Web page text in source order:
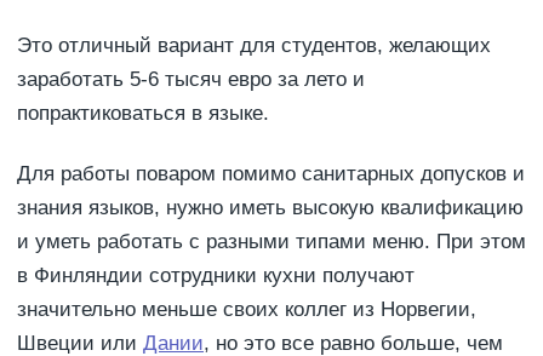
Это отличный вариант для студентов, желающих
заработать 5-6 тысяч евро за лето и
попрактиковаться в языке.
Для работы поваром помимо санитарных допусков и
знания языков, нужно иметь высокую квалификацию
и уметь работать с разными типами меню. При этом
в Финляндии сотрудники кухни получают
значительно меньше своих коллег из Норвегии,
Швеции или Дании, но это все равно больше, чем